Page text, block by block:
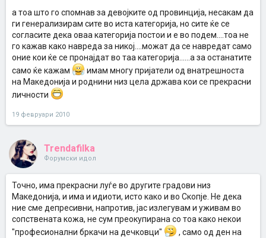
а тоа што го спомнав за девојките од провинција, несакам да
ги генерализирам сите во иста категорија, но сите ќе се
согласите дека оваа категорија постои и е во подем....тоа не
го кажав како навреда за никој....можат да се навредат само
оние кои ќе се пронајдат во таа категорија......а за останатите
само ќе кажам
имам многу пријатели од внатрешноста
на Македонија и роднини низ цела држава кои се прекрасни
личности
19 февруари 2010
Trendafilka
Форумски идол
Точно, има прекрасни луѓе во другите градови низ
Македонија, и има и идиоти, исто како и во Скопје. Не дека
ние сме депресивни, напротив, јас излегувам и уживам во
сопствената кожа, не сум преокупирана со тоа како некои
"професионални бркачи на дечковци"
, само од ден на